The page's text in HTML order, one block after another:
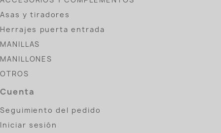
Asas y tiradores
Herrajes puerta entrada
MANILLAS
MANILLONES
OTROS
Cuenta
Seguimiento del pedido
Iniciar sesión